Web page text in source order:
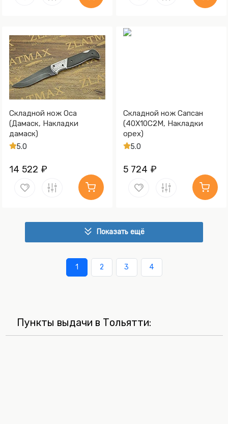
Складной нож Оса
(Дамаск, Накладки
дамаск)
5.0
14 522 ₽
Складной нож Сапсан
(40Х10С2М, Накладки
орех)
5.0
5 724 ₽
Показать ещё
1 2 3 4
Пункты выдачи в Тольятти: